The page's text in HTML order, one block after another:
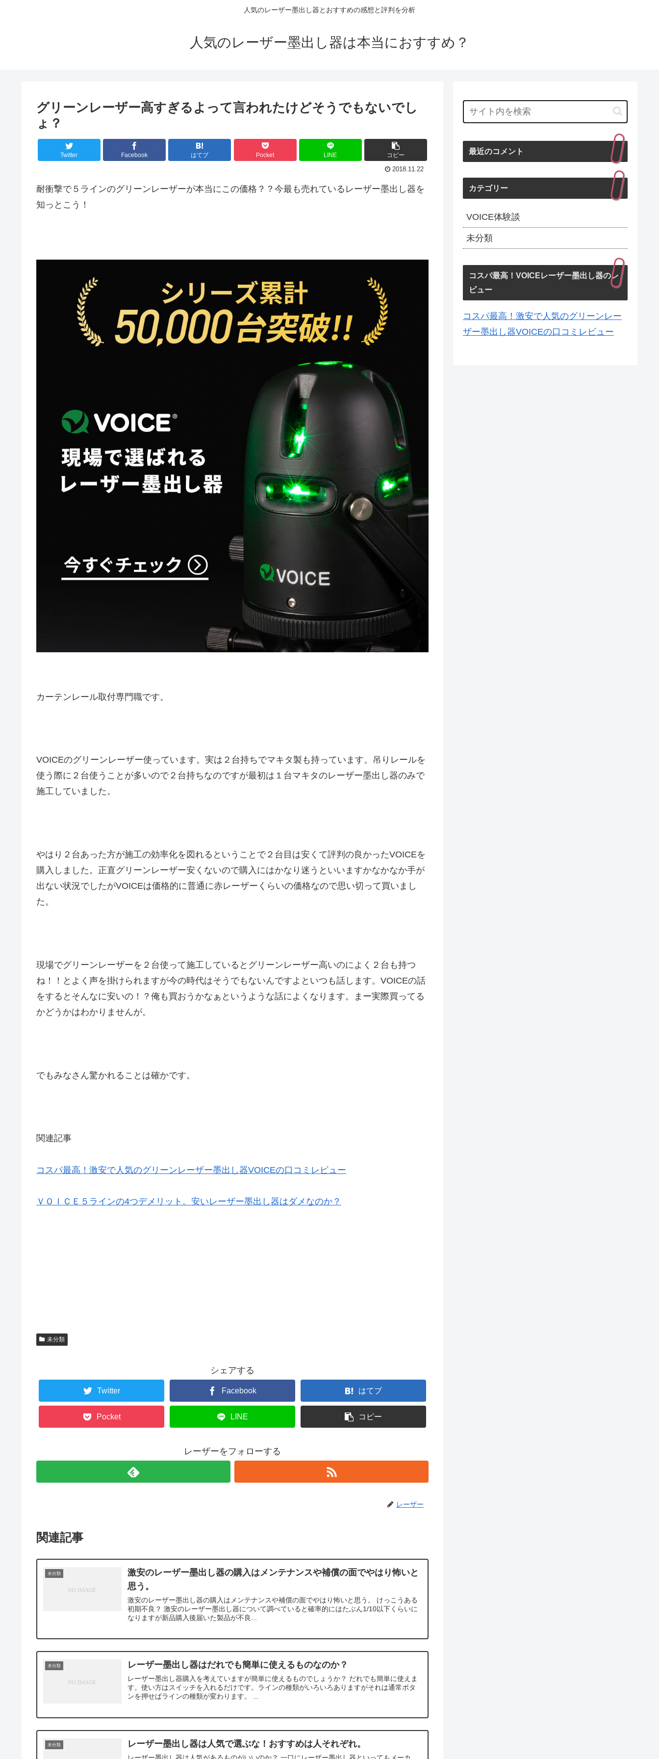
人気のレーザー墨出し器とおすすめの感想と評判を分析
人気のレーザー墨出し器は本当におすすめ？
グリーンレーザー高すぎるよって言われたけどそうでもないでし
ょ？
Twitter Facebook はてブ Pocket LINE コピー
2018.11.22
耐衝撃で５ラインのグリーンレーザーが本当にこの価格？？今最も売れているレーザー墨出し器を
知っとこう！
カーテンレール取付専門職です。
VOICEのグリーンレーザー使っています。実は２台持ちでマキタ製も持っています。吊りレールを
使う際に２台使うことが多いので２台持ちなのですが最初は１台マキタのレーザー墨出し器のみで
施工していました。
やはり２台あった方が施工の効率化を図れるということで２台目は安くて評判の良かったVOICEを
購入しました。正直グリーンレーザー安くないので購入にはかなり迷うといいますかなかなか手が
出ない状況でしたがVOICEは価格的に普通に赤レーザーくらいの価格なので思い切って買いまし
た。
現場でグリーンレーザーを２台使って施工しているとグリーンレーザー高いのによく２台も持つ
ね！！とよく声を掛けられますが今の時代はそうでもないんですよといつも話します。VOICEの話
をするとそんなに安いの！？俺も買おうかなぁというような話によくなります。まー実際買ってる
かどうかはわかりませんが。
でもみなさん驚かれることは確かです。
関連記事
コスパ最高！激安で人気のグリーンレーザー墨出し器VOICEの口コミレビュー
ＶＯＩＣＥ５ラインの4つデメリット。安いレーザー墨出し器はダメなのか？
未分類
シェアする
Twitter Facebook はてブ
Pocket LINE コピー
レーザーをフォローする
レーザー
関連記事
未分類
激安のレーザー墨出し器の購入はメンテナンスや補償の面でやはり怖いと
思う。
激安のレーザー墨出し器の購入はメンテナンスや補償の面でやはり怖いと思う。 けっこうある
初期不良？ 激安のレーザー墨出し器について調べていると確率的にはたぶん1/10以下くらいに
なりますが新品購入後届いた製品が不良...
未分類 レーザー墨出し器はだれでも簡単に使えるものなのか？
レーザー墨出し器購入を考えていますが簡単に使えるものでしょうか？ だれでも簡単に使えま
す。使い方はスイッチを入れるだけです。ラインの種類がいろいろありますがそれは通常ボタ
ンを押せばラインの種類が変わります。 ...
未分類 レーザー墨出し器は人気で選ぶな！おすすめは人それぞれ。
最近のコメント
カテゴリー
VOICE体験談
未分類
コスパ最高！VOICEレーザー墨出し器のレ
ビュー
コスパ最高！激安で人気のグリーンレー
ザー墨出し器VOICEの口コミレビュー